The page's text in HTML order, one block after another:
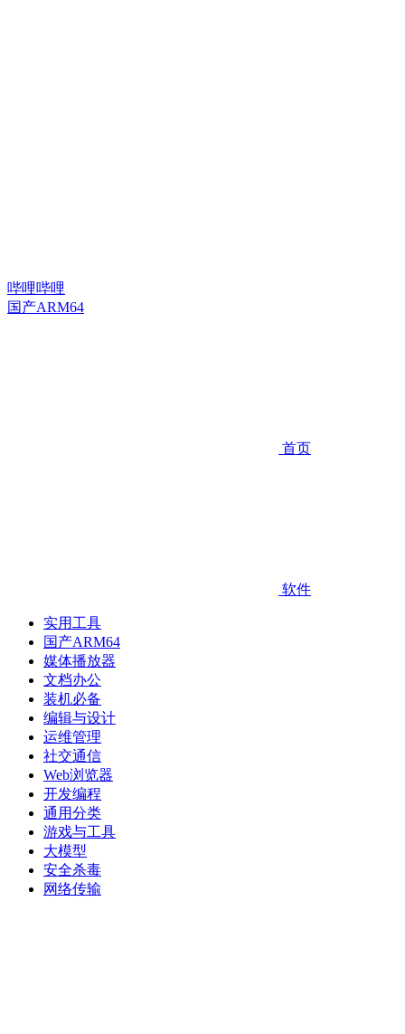
哔哩哔哩
国产ARM64
首页
软件
实用工具
国产ARM64
媒体播放器
文档办公
装机必备
编辑与设计
运维管理
社交通信
Web浏览器
开发编程
通用分类
游戏与工具
大模型
安全杀毒
网络传输